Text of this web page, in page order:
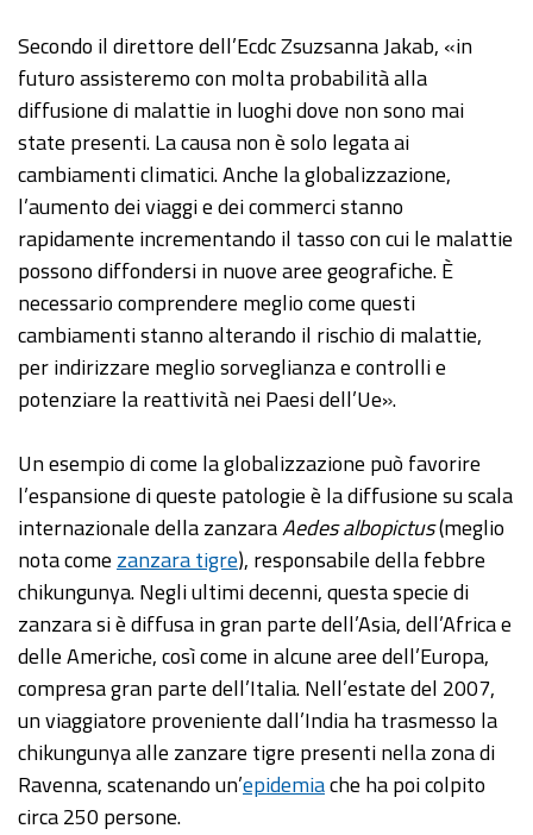
Secondo il direttore dell’Ecdc Zsuzsanna Jakab, «in
futuro assisteremo con molta probabilità alla
diffusione di malattie in luoghi dove non sono mai
state presenti. La causa non è solo legata ai
cambiamenti climatici. Anche la globalizzazione,
l’aumento dei viaggi e dei commerci stanno
rapidamente incrementando il tasso con cui le malattie
possono diffondersi in nuove aree geografiche. È
necessario comprendere meglio come questi
cambiamenti stanno alterando il rischio di malattie,
per indirizzare meglio sorveglianza e controlli e
potenziare la reattività nei Paesi dell’Ue».
Un esempio di come la globalizzazione può favorire
l’espansione di queste patologie è la diffusione su scala
internazionale della zanzaraAedes albopictus(meglio
nota come zanzara tigre), responsabile della febbre
chikungunya. Negli ultimi decenni, questa specie di
zanzara si è diffusa in gran parte dell’Asia, dell’Africa e
delle Americhe, così come in alcune aree dell’Europa,
compresa gran parte dell’Italia. Nell’estate del 2007,
un viaggiatore proveniente dall’India ha trasmesso la
chikungunya alle zanzare tigre presenti nella zona di
Ravenna, scatenando un’epidemiache ha poi colpito
circa 250 persone.